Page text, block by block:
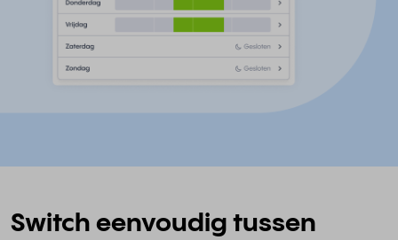
Switch eenvoudig tussen